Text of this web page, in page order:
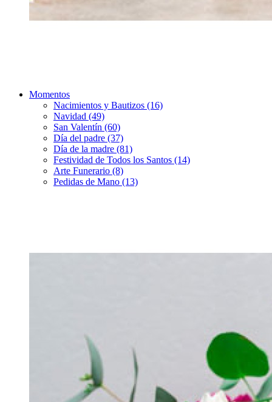
Momentos
Nacimientos y Bautizos (16)
Navidad (49)
San Valentín (60)
Día del padre (37)
Día de la madre (81)
Festividad de Todos los Santos (14)
Arte Funerario (8)
Pedidas de Mano (13)